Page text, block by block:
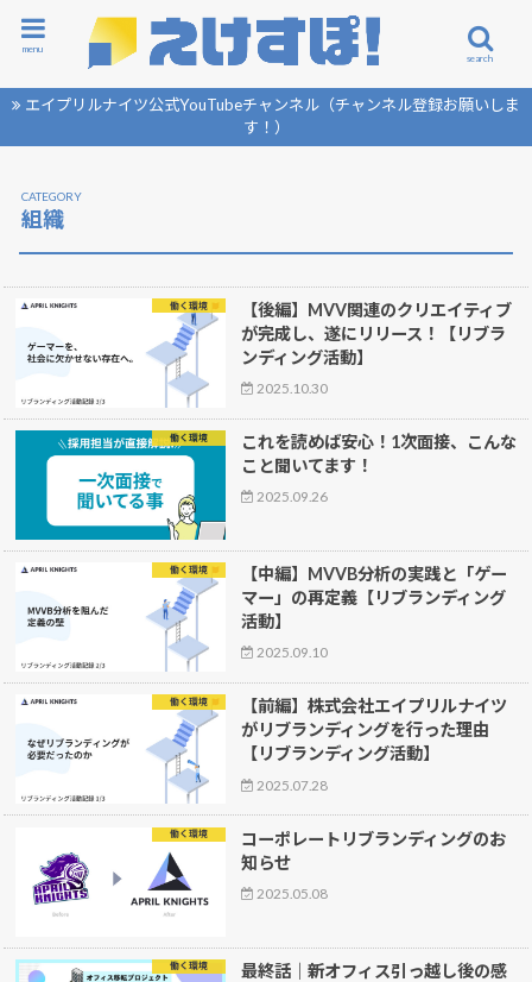
search
menu
エイプリルナイツ公式YouTubeチャンネル（チャンネル登録お願いしま
す！）
組織
働く環境
【後編】MVV関連のクリエイティブ
が完成し、遂にリリース！【リブラ
ンディング活動】
2025.10.30
働く環境
これを読めば安心！1次面接、こんな
こと聞いてます！
2025.09.26
働く環境
【中編】MVVB分析の実践と「ゲー
マー」の再定義【リブランディング
活動】
2025.09.10
働く環境
【前編】株式会社エイプリルナイツ
がリブランディングを行った理由
【リブランディング活動】
2025.07.28
働く環境
コーポレートリブランディングのお
知らせ
2025.05.08
働く環境
最終話｜新オフィス引っ越し後の感